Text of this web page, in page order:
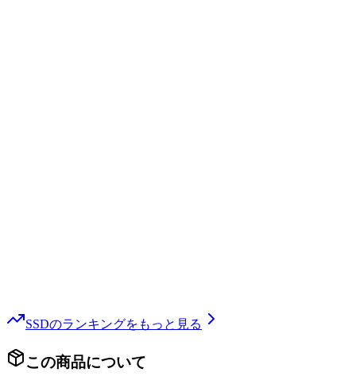
SSDのランキングをもっと見る
この商品について